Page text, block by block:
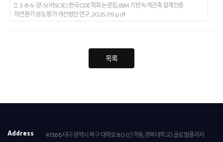
3-B-5-양-5(비SCIE) 한국CDE학회 논문집, BIM 기반 녹색건축 설계인증
자연환기 성능 평가 개선방안 연구, 2025.09.pdf
목록
Address
41566 대구광역시 북구 대학로 80 (산격동,경북대학교) 글로벌플라자